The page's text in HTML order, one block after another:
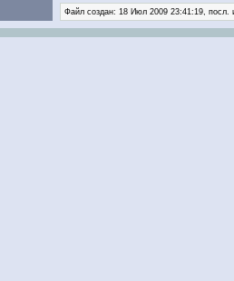
Файл создан: 18 Июл 2009 23:41:19, посл.